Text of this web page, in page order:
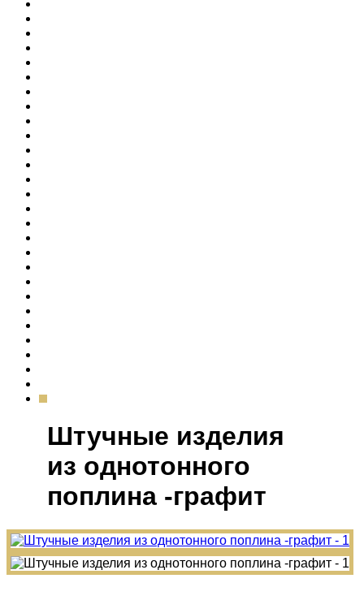
Штучные изделия
из однотонного
поплина -графит